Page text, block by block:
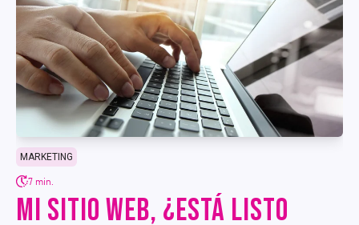
MARKETING
7 min.
MI SITIO WEB, ¿ESTÁ LISTO